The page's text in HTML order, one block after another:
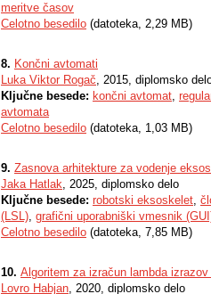
meritve časov
Celotno besedilo (datoteka, 2,29 MB)
8. Končni avtomati
Luka Viktor Rogač, 2015, diplomsko
Ključne besede: končni avtomat,
avtomata
Celotno besedilo (datoteka, 1,03 MB)
9. Zasnova arhitekture za vodenje
Jaka Hatlak, 2025, diplomsko delo
Ključne besede: robotski eksoskelet,
(LSL), grafični uporabniški vmesnik
Celotno besedilo (datoteka, 7,85 MB)
10. Algoritem za izračun lambda
Lovro Habjan, 2020, diplomsko delo